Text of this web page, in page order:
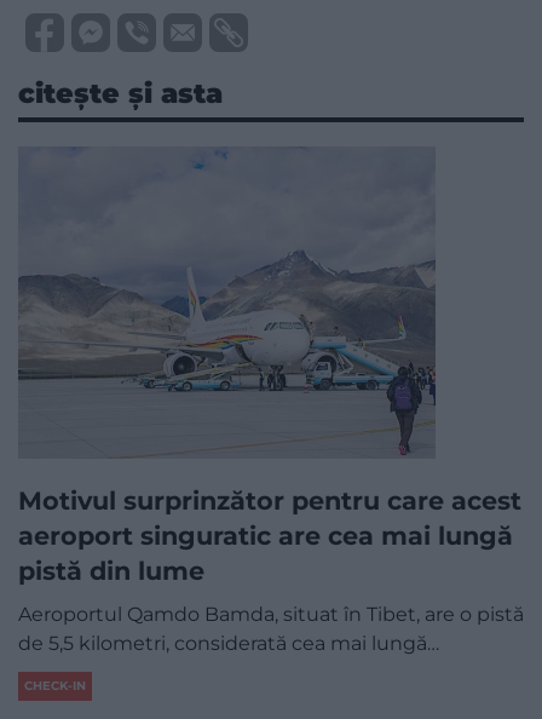
citește și asta
Motivul surprinzător pentru care acest
aeroport singuratic are cea mai lungă
pistă din lume
Aeroportul Qamdo Bamda, situat în Tibet, are o pistă
de 5,5 kilometri, considerată cea mai lungă…
CHECK-IN